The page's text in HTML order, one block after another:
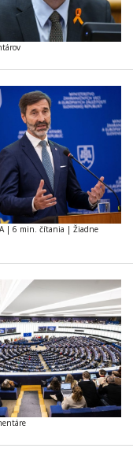
| 6 min. čítania | Žiadne